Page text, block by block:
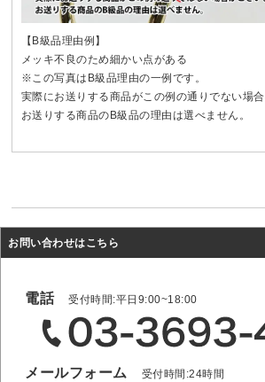
【B級品理由例】
メッキ不良のため細かい点がある
※この写真はB級品理由の一例です。
実際にお送りする商品がこの例の通りでない場合
お送りする商品のB級品の理由は選べません。
お問い合わせはこちら
電話 受付時間:平日9:00~18:00
メールフォーム 受付時間:24時間